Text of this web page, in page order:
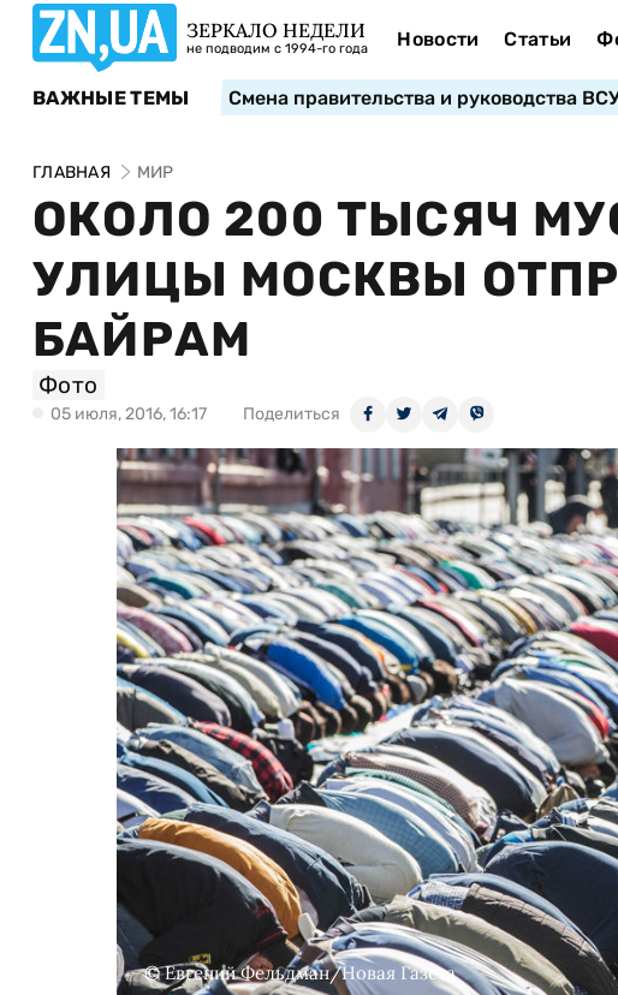
ЗЕРКАЛО НЕДЕЛИ
не подводим с 1994-го года Новости Статьи
ВАЖНЫЕ ТЕМЫ Смена правительства и руководства
ГЛАВНАЯ МИР
ОКОЛО 200 ТЫСЯЧ
УЛИЦЫ МОСКВЫ
БАЙРАМ
Фото
05 июля, 2016, 16:17 Поделиться
© Евгений Фельдман/Новая Газета